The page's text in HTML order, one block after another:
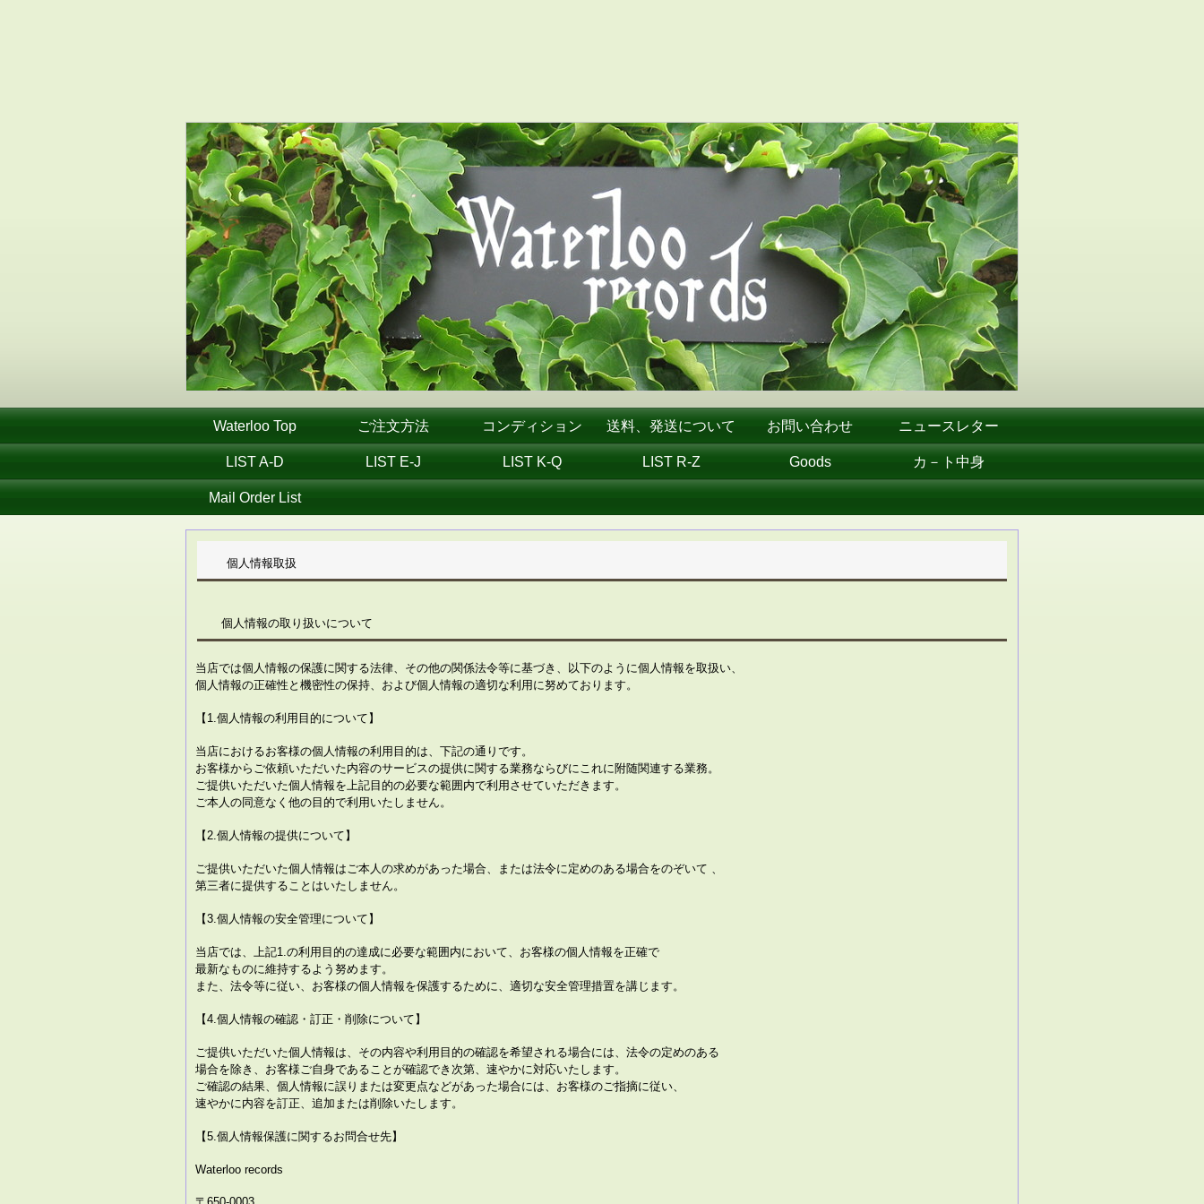
Waterloo Top ご注文方法 コンディション 送料、発送について お問い合わせ ニュースレター
LIST A-D LIST E-J LIST K-Q LIST R-Z Goods カ－ト中身
Mail Order List
個人情報取扱
個人情報の取り扱いについて
当店では個人情報の保護に関する法律、その他の関係法令等に基づき、以下のように個人情報を取扱い、
個人情報の正確性と機密性の保持、および個人情報の適切な利用に努めております。
【1.個人情報の利用目的について】
当店におけるお客様の個人情報の利用目的は、下記の通りです。
お客様からご依頼いただいた内容のサービスの提供に関する業務ならびにこれに附随関連する業務。
ご提供いただいた個人情報を上記目的の必要な範囲内で利用させていただきます。
ご本人の同意なく他の目的で利用いたしません。
【2.個人情報の提供について】
ご提供いただいた個人情報はご本人の求めがあった場合、または法令に定めのある場合をのぞいて 、
第三者に提供することはいたしません。
【3.個人情報の安全管理について】
当店では、上記1.の利用目的の達成に必要な範囲内において、お客様の個人情報を正確で
最新なものに維持するよう努めます。
また、法令等に従い、お客様の個人情報を保護するために、適切な安全管理措置を講じます。
【4.個人情報の確認・訂正・削除について】
ご提供いただいた個人情報は、その内容や利用目的の確認を希望される場合には、法令の定めのある
場合を除き、お客様ご自身であることが確認でき次第、速やかに対応いたします。
ご確認の結果、個人情報に誤りまたは変更点などがあった場合には、お客様のご指摘に従い、
速やかに内容を訂正、追加または削除いたします。
【5.個人情報保護に関するお問合せ先】
Waterloo records